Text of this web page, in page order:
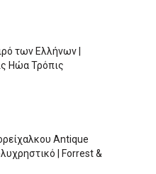
των Ελλήνων |
Ηώα Τρόπις
Antique
| Forrest &